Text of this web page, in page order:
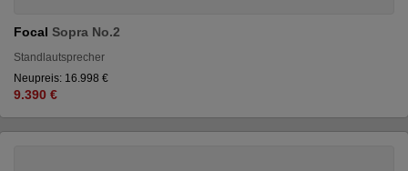
Focal Sopra No.2
Standlautsprecher
Neupreis: 16.998 €
9.390 €